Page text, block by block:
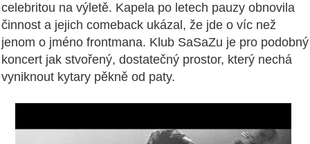
celebritou na výletě. Kapela po letech pauzy obnovila
činnost a jejich comeback ukázal, že jde o víc než
jenom o jméno frontmana. Klub SaSaZu je pro podobný
koncert jak stvořený, dostatečný prostor, který nechá
vyniknout kytary pěkně od paty.